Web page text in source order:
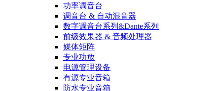
功率调音台
调音台 & 自动混音器
数字调音台系列&Dante系列
前级效果器 & 音频处理器
媒体矩阵
专业功放
电源管理设备
有源专业音箱
防水专业音箱